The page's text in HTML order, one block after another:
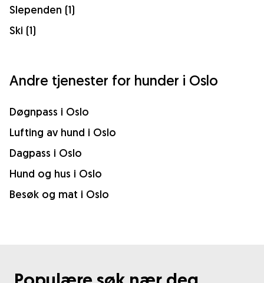
Slependen (1)
Ski (1)
Andre tjenester for hunder i Oslo
Døgnpass i Oslo
Lufting av hund i Oslo
Dagpass i Oslo
Hund og hus i Oslo
Besøk og mat i Oslo